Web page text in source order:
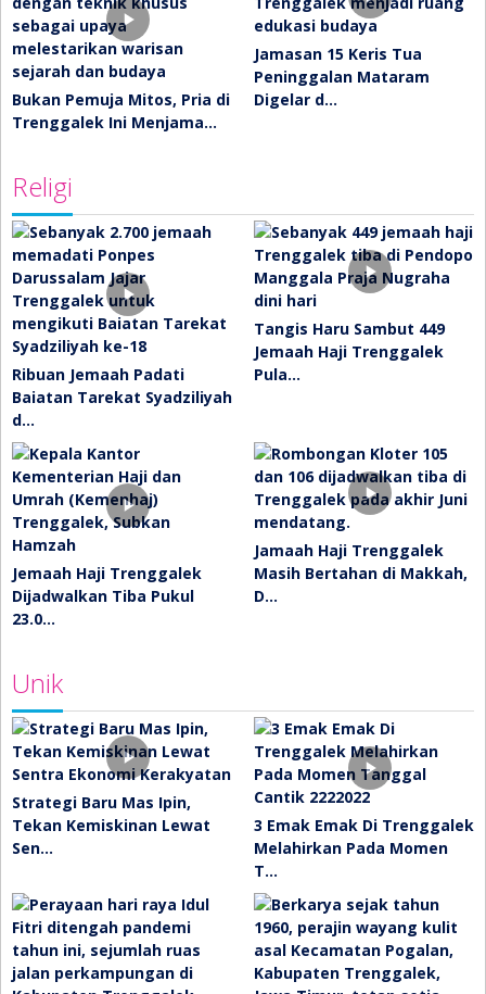
Bukan Pemuja Mitos, Pria di
Trenggalek Ini Menjama…
Jamasan 15 Keris Tua
Peninggalan Mataram
Digelar d…
Religi
Ribuan Jemaah Padati
Baiatan Tarekat Syadziliyah
d…
Tangis Haru Sambut 449
Jemaah Haji Trenggalek
Pula…
Jemaah Haji Trenggalek
Dijadwalkan Tiba Pukul
23.0…
Jamaah Haji Trenggalek
Masih Bertahan di Makkah,
D…
Unik
Strategi Baru Mas Ipin,
Tekan Kemiskinan Lewat
Sen…
3 Emak Emak Di Trenggalek
Melahirkan Pada Momen
T…